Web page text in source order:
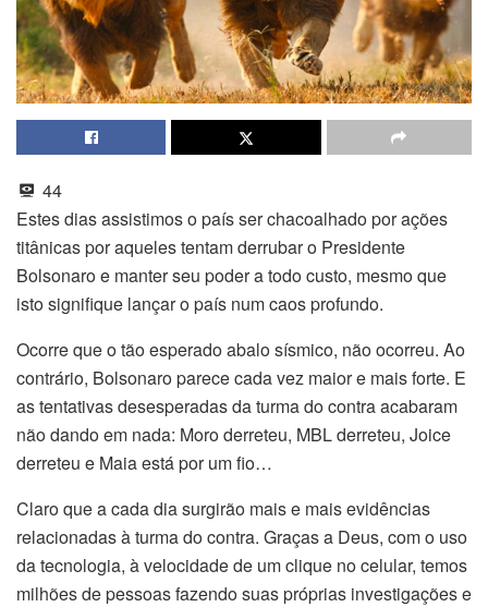
44
Estes dias assistimos o país ser chacoalhado por ações
titânicas por aqueles tentam derrubar o Presidente
Bolsonaro e manter seu poder a todo custo, mesmo que
isto signifique lançar o país num caos profundo.
Ocorre que o tão esperado abalo sísmico, não ocorreu. Ao
contrário, Bolsonaro parece cada vez maior e mais forte. E
as tentativas desesperadas da turma do contra acabaram
não dando em nada: Moro derreteu, MBL derreteu, Joice
derreteu e Maia está por um fio…
Claro que a cada dia surgirão mais e mais evidências
relacionadas à turma do contra. Graças a Deus, com o uso
da tecnologia, à velocidade de um clique no celular, temos
milhões de pessoas fazendo suas próprias investigações e